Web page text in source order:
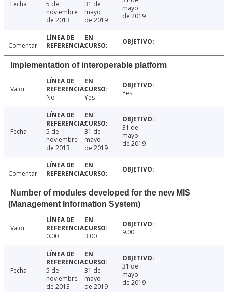
Fecha
5 de
noviembre
de 2013
31 de
mayo
de 2019
mayo
de 2019
Comentar
Implementation of interoperable platform
Valor
No
Yes Yes
Fecha
5 de
noviembre
de 2013
31 de
mayo
de 2019
31 de
mayo
de 2019
Comentar
Number of modules developed for the new MIS
(Management Information System)
Valor
0.00
3.00 9.00
Fecha
5 de
noviembre
de 2013
31 de
mayo
de 2019
31 de
mayo
de 2019